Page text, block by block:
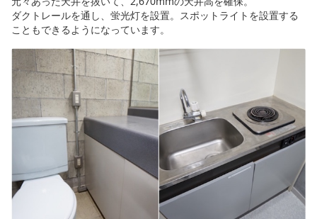
ダクトレールを通し、蛍光灯を設置。スポットライトを設置する
こともできるようになっています。